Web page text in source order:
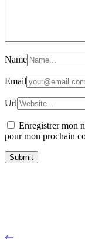
Name
Email
Url
Enregistrer mon
pour mon prochain